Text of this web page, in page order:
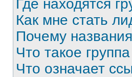
Где находятся
Как мне стать
Почему
Что такое
Что означает